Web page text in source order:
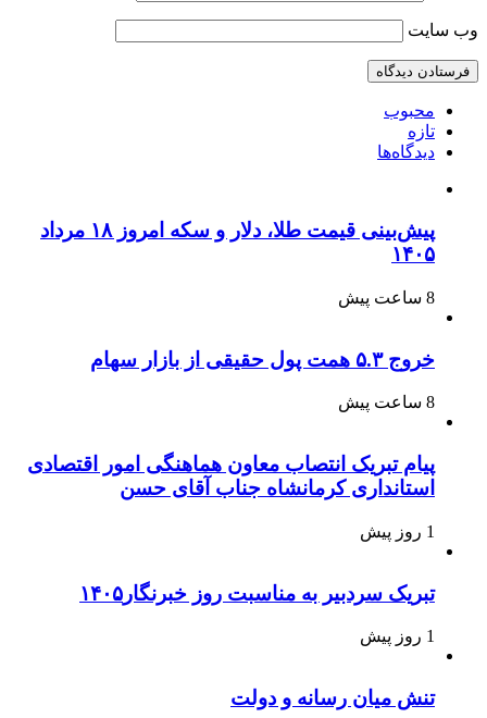
وب‌ سایت
محبوب
تازه
دیدگاه‌ها
پیش‌بینی قیمت طلا، دلار و سکه امروز ۱۸ مرداد
۱۴۰۵
8 ساعت پیش
خروج ۵.۳ همت پول حقیقی از بازار سهام
8 ساعت پیش
پیام تبریک انتصاب معاون هماهنگی امور اقتصادی
استانداری کرمانشاه جناب آقای حسن
1 روز پیش
تبریک سردبیر به مناسبت روز خبرنگار۱۴۰۵
1 روز پیش
تنش میان رسانه و دولت